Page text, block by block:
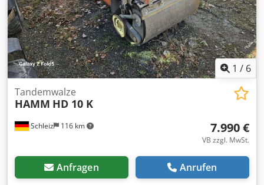
1 / 6
Schleiz 116 km
Tandemwalze
HAMM HD 10 K
7.990 €
VB zzgl. MwSt.
Anfragen Anrufen